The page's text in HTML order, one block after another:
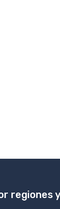
regiones